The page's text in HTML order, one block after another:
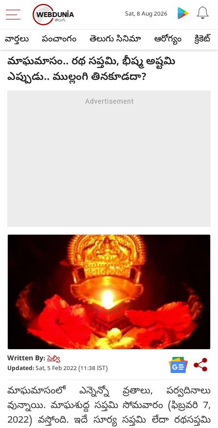
వార్తలు పంచాంగం తెలుగు సినిమా ఆరోగ్యం క్రికెట్
Sat, 8 Aug 2026
మాఘమాసం.. రథ సప్తమి, భీష్మ అష్టమి
ఎప్పుడు.. ముల్లంగి తినకూడదా?
Written By: సెల్వి
Updated:Sat, 5 Feb 2022 (11:38 IST)
మాఘమాసంలో ఎన్నెన్నో వ్రతాలు, పర్వదినాలు
వున్నాయి. మాఘశుద్ద సప్తమి సోమవారం (ఫిబ్రవరి 7,
2022) వస్తోంది. ఇదే సూర్య సప్తమి లేదా రథసప్తమి